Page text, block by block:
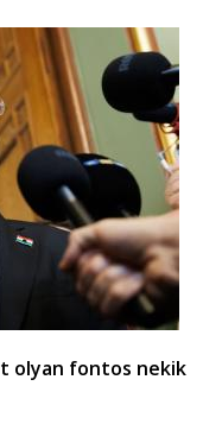
olyan fontos nekik